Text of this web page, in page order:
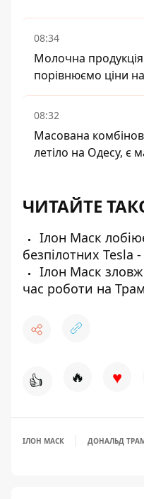
08:34
Молочна
порівнюємо ціни
08:32
Масована
летіло на Одесу, є
ЧИТАЙТЕ
Ілон Маск
безпілотних Tesla
Ілон Маск
час роботи на
👍 🔥 ♥
ІЛОН МАСК ДОНАЛЬД